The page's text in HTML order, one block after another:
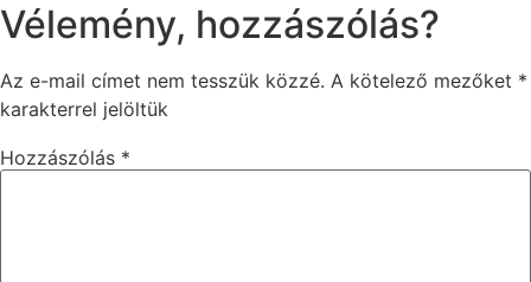
Vélemény, hozzászólás?
Az e-mail címet nem tesszük közzé. A kötelező mezőket *
karakterrel jelöltük
Hozzászólás *